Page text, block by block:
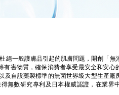
一般護膚品引起的肌膚問題，開創「無
害物質，確保消費者享受最安全和安心
自設藥製標準的無菌世界級大型生產廠
無數研究專利及日本權威認證，在業界